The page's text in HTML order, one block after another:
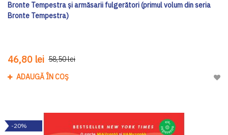
Bronte Tempestra și armăsarii fulgerători (primul volum din seria
Bronte Tempestra)
46,80 lei 58,50 lei
ADAUGĂ ÎN COȘ
-20%